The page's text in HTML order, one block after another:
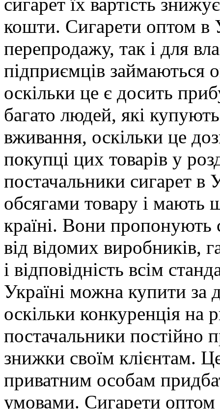
кошти. Сигарети оптом в
перепродажу, так і для
підприємців займаються
оскільки це є досить
багато людей, які
вживання, оскільки це
покупці цих товарів у
постачальники сигарет
обсягами товару і мають
країні. Вони пропонують
від відомих виробників,
і відповідність всім
Україні можна купити за
оскільки конкуренція на
постачальники постійно
знижки своїм клієнтам.
приватним особам
умовами. Сигарети